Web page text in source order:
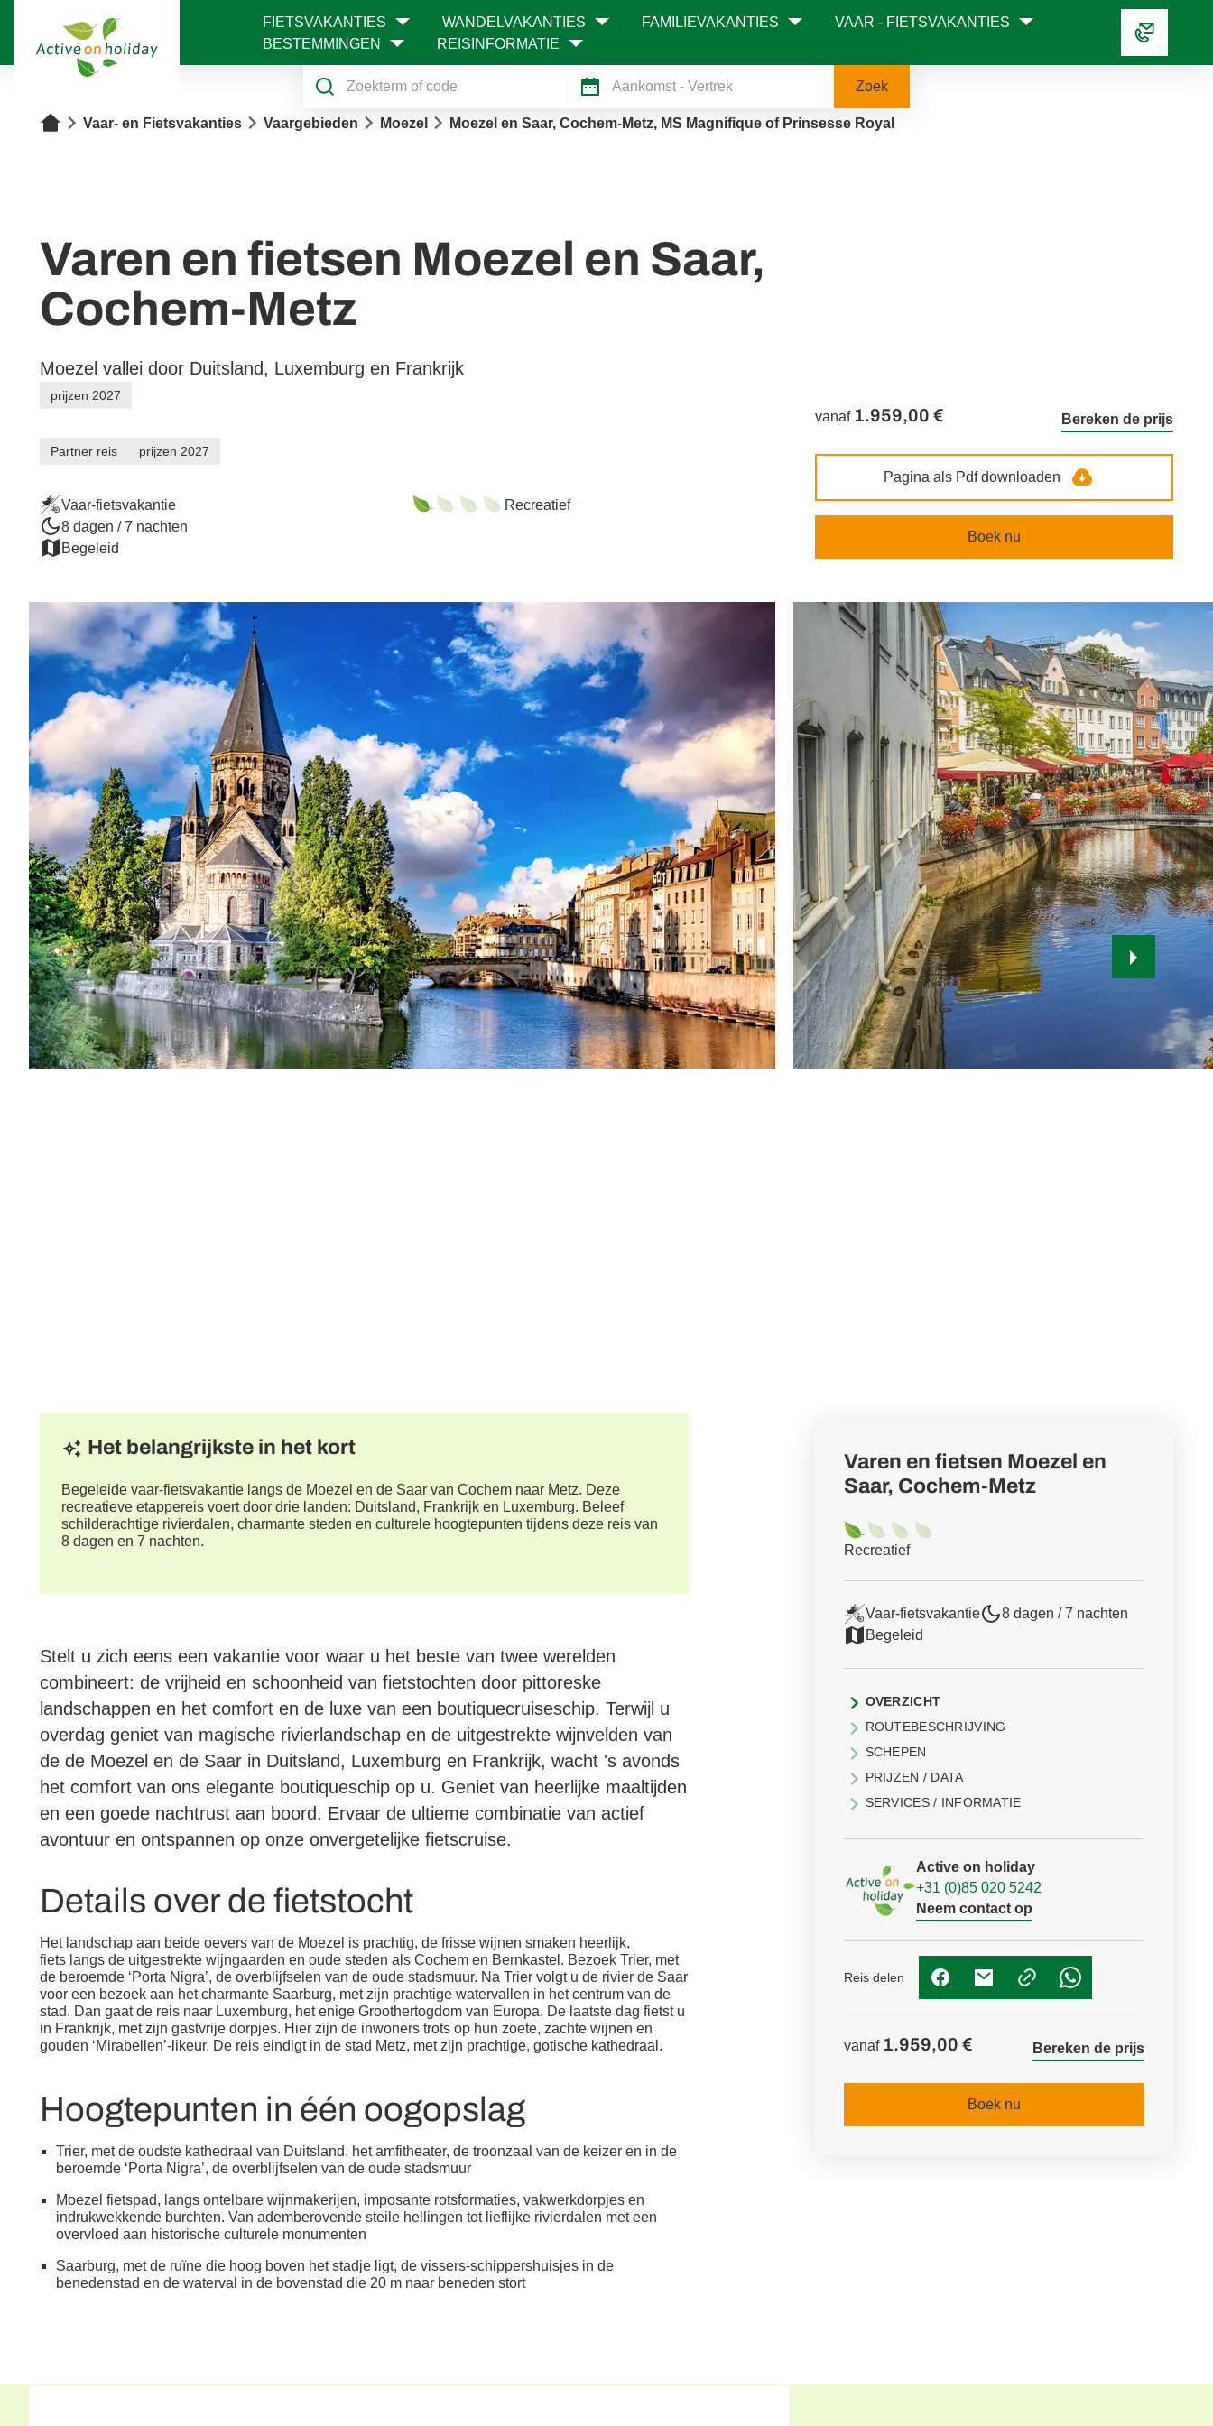
FIETSVAKANTIES WANDELVAKANTIES FAMILIEVAKANTIES
VAAR - FIETSVAKANTIES
BESTEMMINGEN
REISINFORMATIE
Aankomst - Vertrek Zoek
Home Vaar- en Fietsvakanties Vaargebieden Moezel Moezel en Saar, Cochem-Metz, MS Magnifique of Prinsesse Royal
Varen en fietsen Moezel en Saar,
Cochem-Metz
Moezel vallei door Duitsland, Luxemburg en Frankrijk
prijzen 2027
Vaar-fietsvakantie
8 dagen / 7 nachten
Begeleid
Partner reis prijzen 2027
Recreatief
vanaf 1.959,00 € Bereken de prijs
Pagina als Pdf downloaden
Boek nu
Het belangrijkste in het kort
Begeleide vaar-fietsvakantie langs de Moezel en de Saar van Cochem naar Metz. Deze
recreatieve etappereis voert door drie landen: Duitsland, Frankrijk en Luxemburg. Beleef
schilderachtige rivierdalen, charmante steden en culturele hoogtepunten tijdens deze reis van
8 dagen en 7 nachten.
Stelt u zich eens een vakantie voor waar u het beste van twee werelden
combineert: de vrijheid en schoonheid van fietstochten door pittoreske
landschappen en het comfort en de luxe van een boutiquecruiseschip. Terwijl u
overdag geniet van magische rivierlandschap en de uitgestrekte wijnvelden van
de de Moezel en de Saar in Duitsland, Luxemburg en Frankrijk, wacht 's avonds
het comfort van ons elegante boutiqueschip op u. Geniet van heerlijke maaltijden
en een goede nachtrust aan boord. Ervaar de ultieme combinatie van actief
avontuur en ontspannen op onze onvergetelijke fietscruise.
Details over de fietstocht
Het landschap aan beide oevers van de Moezel is prachtig, de frisse wijnen smaken heerlijk,
fiets langs de uitgestrekte wijngaarden en oude steden als Cochem en Bernkastel. Bezoek Trier, met
de beroemde ‘Porta Nigra’, de overblijfselen van de oude stadsmuur. Na Trier volgt u de rivier de Saar
voor een bezoek aan het charmante Saarburg, met zijn prachtige watervallen in het centrum van de
stad. Dan gaat de reis naar Luxemburg, het enige Groothertogdom van Europa. De laatste dag fietst u
in Frankrijk, met zijn gastvrije dorpjes. Hier zijn de inwoners trots op hun zoete, zachte wijnen en
gouden ‘Mirabellen’-likeur. De reis eindigt in de stad Metz, met zijn prachtige, gotische kathedraal.
Hoogtepunten in één oogopslag
Trier, met de oudste kathedraal van Duitsland, het amfitheater, de troonzaal van de keizer en in de
beroemde ‘Porta Nigra’, de overblijfselen van de oude stadsmuur
Moezel fietspad, langs ontelbare wijnmakerijen, imposante rotsformaties, vakwerkdorpjes en
indrukwekkende burchten. Van ademberovende steile hellingen tot lieflijke rivierdalen met een
overvloed aan historische culturele monumenten
Saarburg, met de ruïne die hoog boven het stadje ligt, de vissers-schippershuisjes in de
benedenstad en de waterval in de bovenstad die 20 m naar beneden stort
Varen en fietsen Moezel en
Saar, Cochem-Metz
Recreatief
Vaar-fietsvakantie
8 dagen / 7 nachten
Begeleid
OVERZICHT
ROUTEBESCHRIJVING
SCHEPEN
PRIJZEN / DATA
SERVICES / INFORMATIE
Active on holiday
+31 (0)85 020 5242
Neem contact op
Reis delen
(Link opent in nieuw tabblad)
(Link opent in nieuw tabblad)
(Link opent in nieuw
vanaf 1.959,00 € Bereken de prijs
Boek nu